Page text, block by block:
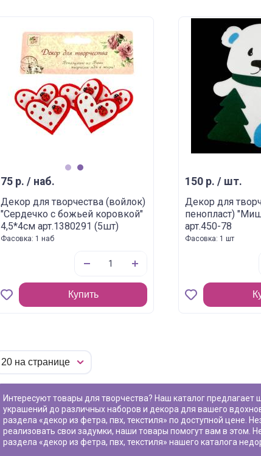
75 р. / наб.
Декор для творчества (войлок)
"Сердечко с божьей коровкой"
4,5*4см арт.1380291 (5шт)
Фасовка: 1 наб
Купить
150 р. / шт.
Декор для
пенопласт)
арт.450-78
Фасовка: 1 шт
Интересуют товары для творчества? Наш каталог предлагает широкий ассортимент - от бусин для создания уникальных
украшений до различных наборов и декора для вашего
раздела «декор из фетра, пвх, текстиля» по доступной цене.
реализовать свои задумки, наши товары помогут вам в этом.
раздела «декор из фетра, пвх, текстиля» нашего каталога